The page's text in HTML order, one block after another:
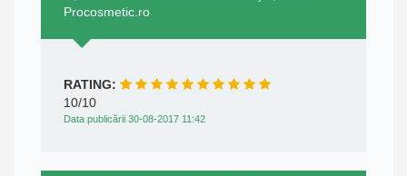
Procosmetic.ro
RATING:
10/10
Data publicării 30-08-2017 11:42